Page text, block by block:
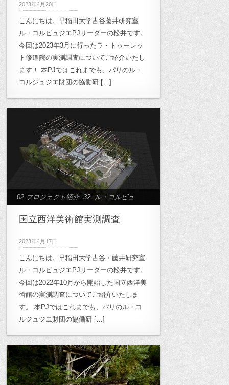
2023年4月20日
こんにちは。早稲田大学古谷藤井研究室
ル・コルビュジエPJリーダーの松井です。
今回は2023年3月に行ったラ・トゥーレッ
ト修道院の実測調査についてご紹介いたし
ます！ 本PJではこれまでも、パリのル・
コルジュジエ財団の協働研 […]
02:プロジェクト紹介,32: ル・コルビュ
国立西洋美術館実測調査
2023年4月17日
こんにちは。早稲田大学古谷・藤井研究室
ル・コルビュジエPJリーダーの松井です。
今回は2022年10月から開始した国立西洋美
術館の実測調査についてご紹介いたしま
す。 本PJではこれまでも、パリのル・コ
ルジュジエ財団の協働研 […]